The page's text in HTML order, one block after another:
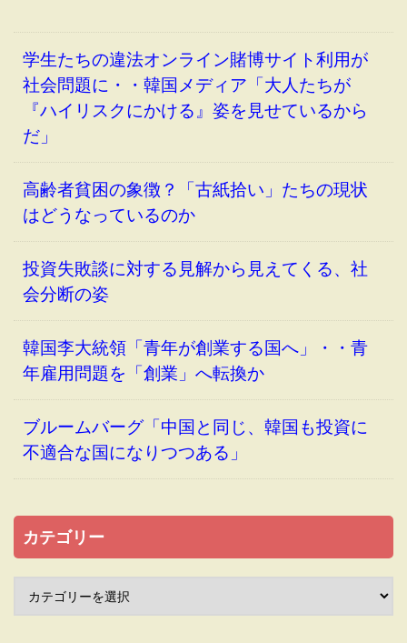
学生たちの違法オンライン賭博サイト利用が
社会問題に・・韓国メディア「大人たちが
『ハイリスクにかける』姿を見せているから
だ」
高齢者貧困の象徴？「古紙拾い」たちの現状
はどうなっているのか
投資失敗談に対する見解から見えてくる、社
会分断の姿
韓国李大統領「青年が創業する国へ」・・青
年雇用問題を「創業」へ転換か
ブルームバーグ「中国と同じ、韓国も投資に
不適合な国になりつつある」
カテゴリー